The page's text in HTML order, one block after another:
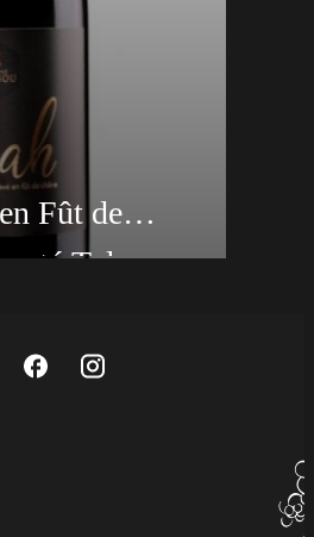
Fût de
Tolosan -
Syrah.
Tolosan Syrah Fût